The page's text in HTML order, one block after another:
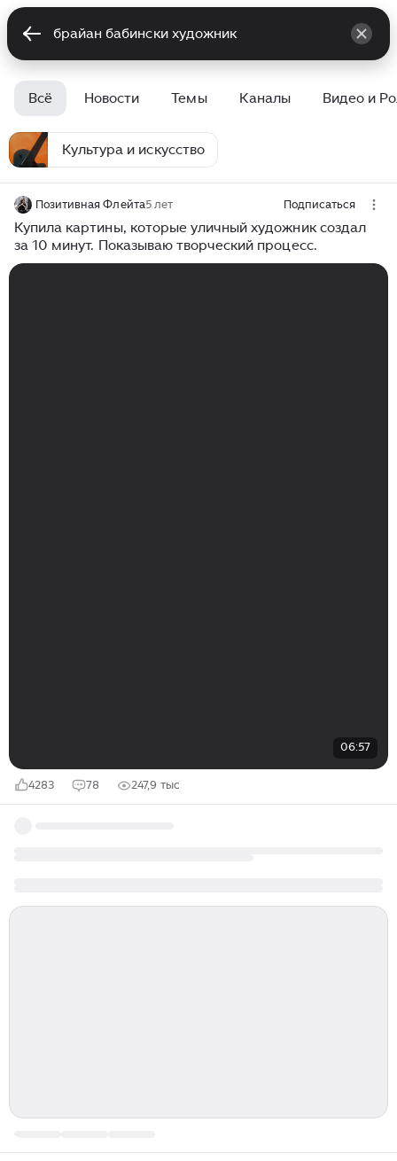
Всё Новости Темы Каналы Видео и
Культура и искусство
Позитивная Флейта5 лет Подписаться
Купила картины, которые уличный художник создал
за 10 минут. Показываю творческий процесс.
06:57
4283 78 247,9 тыс